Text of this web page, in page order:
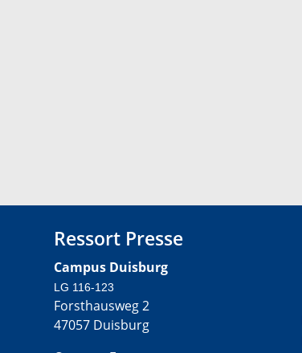
Ressort Presse
Campus Duisburg
LG 116-123
Forsthausweg 2
47057 Duisburg